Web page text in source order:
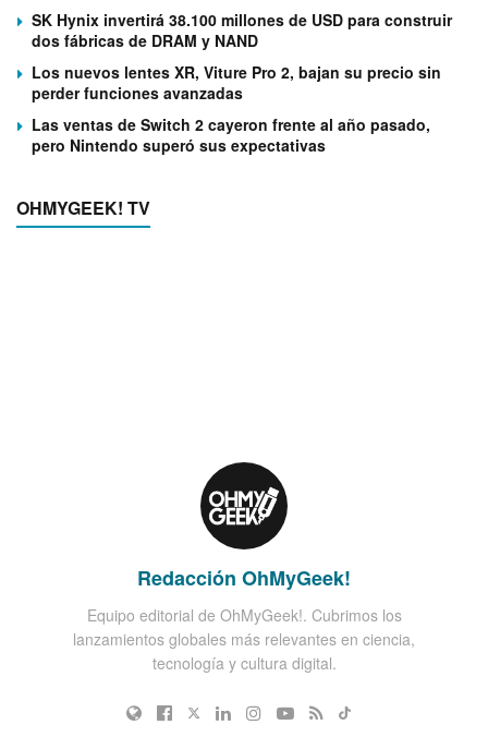
SK Hynix invertirá 38.100 millones de USD para construir
dos fábricas de DRAM y NAND
Los nuevos lentes XR, Viture Pro 2, bajan su precio sin
perder funciones avanzadas
Las ventas de Switch 2 cayeron frente al año pasado,
pero Nintendo superó sus expectativas
OHMYGEEK! TV
Redacción OhMyGeek!
Equipo editorial de OhMyGeek!. Cubrimos los
lanzamientos globales más relevantes en ciencia,
tecnología y cultura digital.